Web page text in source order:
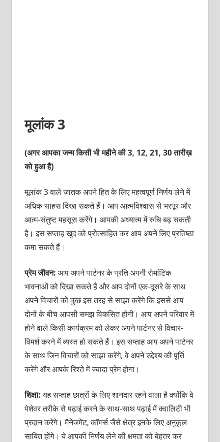
मूलांक 3
(अगर आपका जन्म किसी भी महीने की 3, 12, 21, 30 तारीख़
को हुआ है)
मूलांक 3 वाले जातक अपने हित के लिए महत्‍वपूर्ण निर्णय लेने में
अधिक साहस दिखा सकते हैं। आप आत्‍मविश्‍वास से भरपूर और
आत्‍म-संतुष्‍ट महसूस करेंगे। आपकी अध्‍यात्‍म में रुचि बढ़ सकती
है। इस सप्‍ताह खुद को प्रोत्‍साहित कर आप अपने लिए प्रतिष्‍ठा
कमा सकते हैं।
प्रेम जीवन: आप अपने पार्टनर के प्रति अपनी रोमांटिक
भावनाओं को दिखा सकते हैं और आप दोनों एक-दूसरे के साथ
अपने विचारों को कुछ इस तरह से साझा करेंगे कि इससे आप
दोनों के बीच आपसी समझ विकसित होगी। आप अपने परिवार में
होने वाले किसी कार्यक्रम को लेकर अपने पार्टनर से विचार-
विमर्श करने में व्‍यस्‍त हो सकते हैं। इस सप्‍ताह आप अपने पार्टनर
के साथ जिन विचारों को साझा करेंगे, वे अपने उद्देश्‍य की पूर्ति
करेंगे और आपके रिश्‍ते में ज्‍यादा प्रेम होगा।
शिक्षा:यह सप्‍ताह छात्रों के लिए शानदार रहने वाला है क्‍योंकि वे
पेशेवर तरीके से पढ़ाई करने के साथ-साथ पढ़ाई में क्‍वालिटी भी
प्रदान करेंगे। मैनेजमेंट, कॉमर्स जैसे क्षेत्र इनके लिए अनुकूल
साबित होंगे। ये आपकी निर्णय लेने की क्षमता को बेहतर कर